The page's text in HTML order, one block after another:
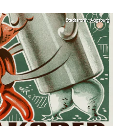
Stadtarchiv Augsburg